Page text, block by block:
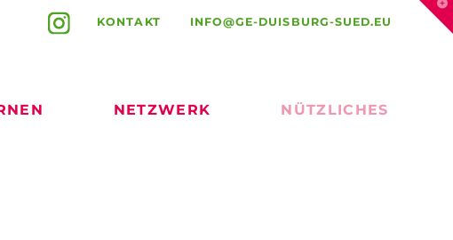
KONTAKT INFO@GE-DUISBURG-SUED.EU
NETZWERK NÜTZLICHES